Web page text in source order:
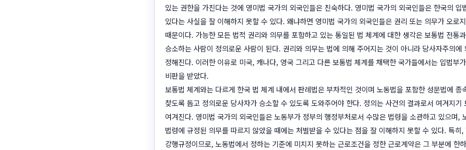
있는 권한을 가진다는 것에 영미법 국가의 외국인들은 친숙하다. 영미법 국가의 외국인들은 한국의
있다는 사실을 잘 이해하지 못할 수 있다. 왜냐하면 영미법 국가의 외국인들은 권리 또는 의무가 오로
때문이다. 가능한 모든 법적 권리와 의무를 포함하고 있는 통일된 법 체계에 대한 생각은 보통법 전통
승소하는 사람이 정의로운 사람이 된다. 권리와 의무는 법에 의해 주어지는 것이 아니라 당사자주의
정해진다. 이러한 이유로 미국, 캐나다, 영국 그리고 다른 보통법 체계를 채택한 국가들에서는 입법부
비판을 받았다.
보통법 체계와는 다르게 한국 법 체계 내에서 판례법은 부차적인 것이며 노동법을 포함한 성문법에
찾도록 돕고 정의로운 당사자가 승소할 수 있도록 도와주어야 한다. 정의는 사건의 결과로서 여겨지
여겨진다. 영미법 국가의 외국인들은 노동부가 정부의 행정부처로서 수많은 법령을 소관하고 있으며,
법령에 규정된 의무를 따르지 않았을 때에는 처벌받을 수 있다는 점을 잘 이해하지 못할 수 있다. 특
강행규정이므로, 노동법에서 정하는 기준에 미치지 못하는 근로조건을 정한 근로계약은 그 부분에 한